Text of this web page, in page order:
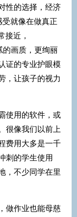
性的选择，经济
就像在做真正
接近，
的画质，更绚丽
证的专业护眼模
，让孩子的视力
使用的软件，或
很像我们以前上
费用大多是一千
刺的学生使用
，不少同学在里